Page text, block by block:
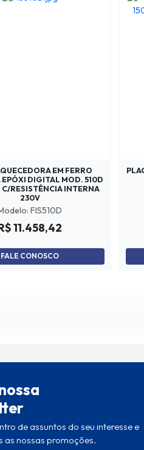
EM FERRO
DIGITAL MOD. 510D
C/RESISTÊNCIA INTERNA
230V
FIS510D
11.458,42
FALE CONOSCO
de assuntos do seu interesse e
as nossas promoções.